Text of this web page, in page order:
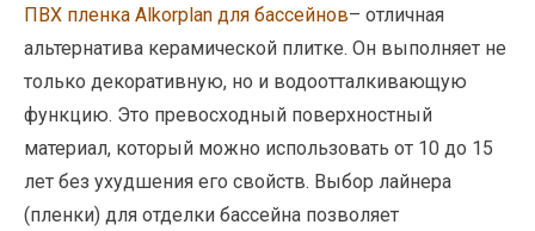
ПВХ пленка Alkorplan для бассейнов– отличная
альтернатива керамической плитке. Он выполняет не
только декоративную, но и водоотталкивающую
функцию. Это превосходный поверхностный
материал, который можно использовать от 10 до 15
лет без ухудшения его свойств. Выбор лайнера
(пленки) для отделки бассейна позволяет